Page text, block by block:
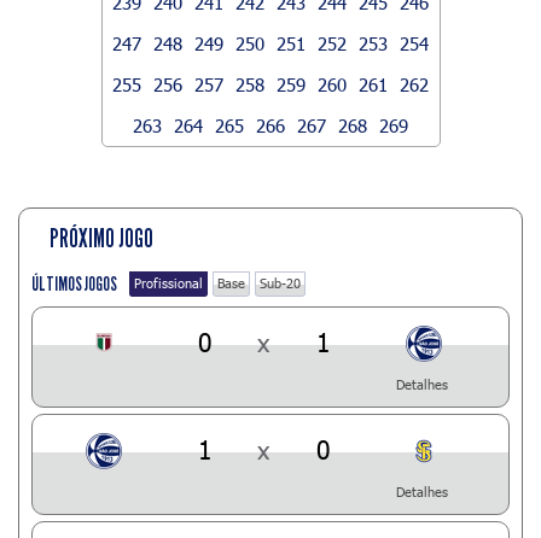
247
248 249 250 251 252 253
254
255
256 257 258 259 260 261
262
263
264 265 266 267 268 269
PRÓXIMO JOGO
ÚLTIMOS JOGOS Profissional Base Sub-20
0 x 1
Detalhes
1 x 0
Detalhes